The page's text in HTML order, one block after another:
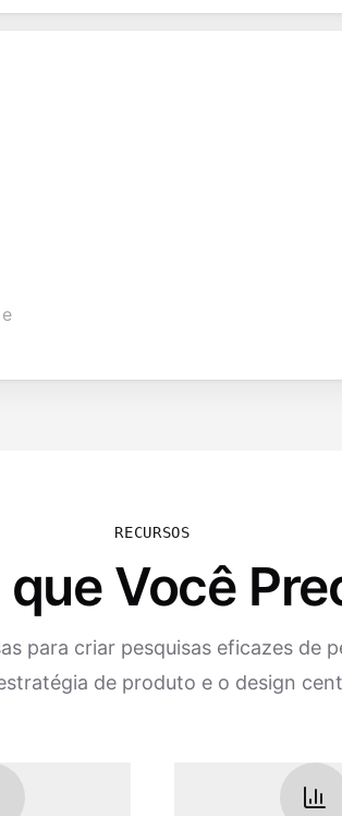
RECURSOS
Você
para criar pesquisas eficazes de
de produto e o design